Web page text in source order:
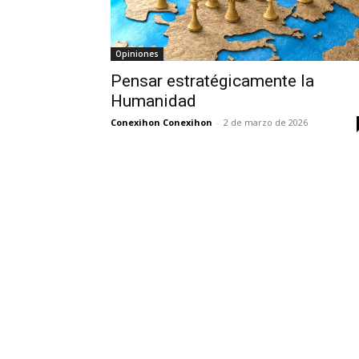
Opiniones
Pensar estratégicamente la
Humanidad
Conexihon Conexihon - 2 de marzo de 2026